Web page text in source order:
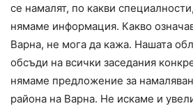
се намалят, по какви
нямаме информация. Какво
Варна, не мога да кажа. Нашата
обсъди на всички заседания
нямаме предложение за
района на Варна. Не искаме и